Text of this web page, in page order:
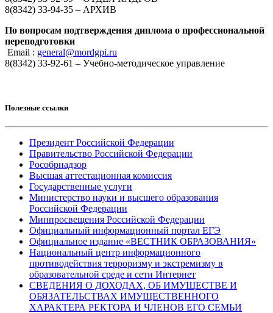
8(8342) 33-94-35 – АРХИВ
По вопросам подтверждения диплома о профессиональной
переподготовки
Email : general@mordgpi.ru
8(8342) 33-92-61 – Учебно-методическое управление
Полезные ссылки
Президент Российской Федерации
Правительство Российской Федерации
Рособрнадзор
Высшая аттестационная комиссия
Государственные услуги
Министерство науки и высшего образования
Российской Федерации
Минпросвещения Российской Федерации
Официальный информационный портал ЕГЭ
Официальное издание «ВЕСТНИК ОБРАЗОВАНИЯ»
Национальный центр информационного
противодействия терроризму и экстремизму в
образовательной среде и сети Интернет
СВЕДЕНИЯ О ДОХОДАХ, ОБ ИМУЩЕСТВЕ И
ОБЯЗАТЕЛЬСТВАХ ИМУЩЕСТВЕННОГО
ХАРАКТЕРА РЕКТОРА И ЧЛЕНОВ ЕГО СЕМЬИ